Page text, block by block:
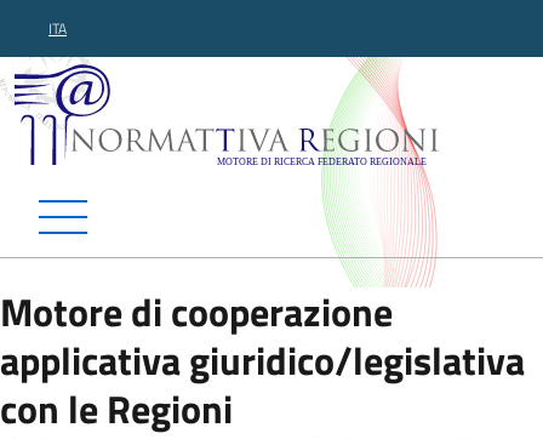
ITA
Normattiva Regioni -
Motore di cooperazione
applicativa giuridico/legislativa
con le Regioni